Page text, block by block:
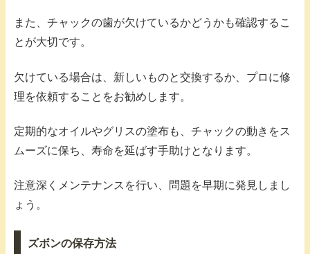
また、チャックの歯が欠けているかどうかも確認するこ
とが大切です。
欠けている場合は、新しいものと交換するか、プロに修
理を依頼することをお勧めします。
定期的なオイルやグリスの塗布も、チャックの動きをス
ムーズに保ち、寿命を延ばす手助けとなります。
注意深くメンテナンスを行い、問題を早期に発見しまし
ょう。
ズボンの保存方法